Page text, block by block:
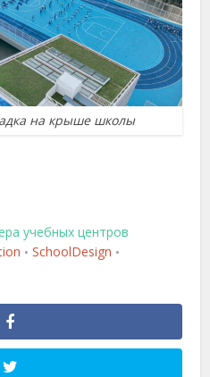
на крыше школы
учебных центров
• SchoolDesign •